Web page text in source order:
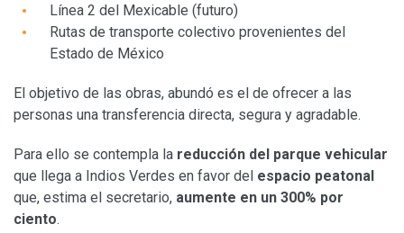
Línea 2 del Mexicable (futuro)
Rutas de transporte colectivo provenientes del
Estado de México
El objetivo de las obras, abundó es el de ofrecer a las
personas una transferencia directa, segura y agradable.
Para ello se contempla la reducción del parque vehicular
que llega a Indios Verdes en favor del espacio peatonal
que, estima el secretario, aumente en un 300% por
ciento.